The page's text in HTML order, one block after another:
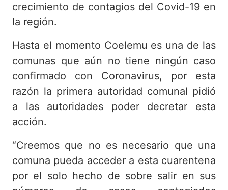
crecimiento de contagios del Covid-19 en
la región.
Hasta el momento Coelemu es una de las
comunas que aún no tiene ningún caso
confirmado con Coronavirus, por esta
razón la primera autoridad comunal pidió
a las autoridades poder decretar esta
acción.
“Creemos que no es necesario que una
comuna pueda acceder a esta cuarentena
por el solo hecho de sobre salir en sus